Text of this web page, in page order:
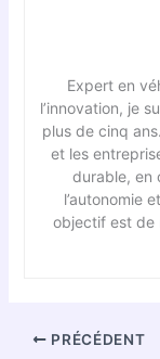
Expert en
l’innovation, je
plus de cinq
et les
durable, en
l’autonomie
objectif est de
PRÉCÉDENT